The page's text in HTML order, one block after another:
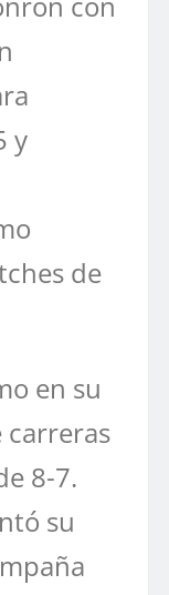
y
de
en su
8-7.
su